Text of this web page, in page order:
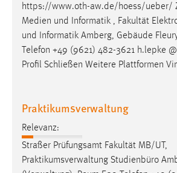
https://www.oth-aw.de/hoess/ueber/
Medien und Informatik , Fakultät
und Informatik Amberg, Gebäude
Telefon +49 (9621) 482-3621 h.lepke
Profil Schließen Weitere Plattformen
Praktikumsverwaltung
Relevanz:
Straßer Prüfungsamt Fakultät MB/UT,
Praktikumsverwaltung Studienbüro
hinweg verfolgen.
Google Ads
Name:
Google Ireland Limited
Zweck:
Conversion-Tracking
Cookie Laufzeit: